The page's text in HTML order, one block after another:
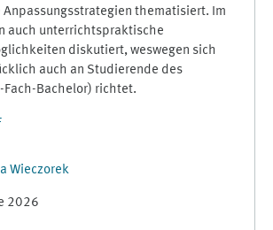
Anpassungsstrategien thematisiert. Im
auch unterrichtspraktische
diskutiert, weswegen sich
auch an Studierende des
Fach-Bachelor) richtet.
Wieczorek
2026